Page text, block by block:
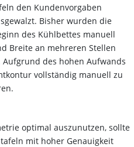
den Kundenvorgaben
Bisher wurden die
des Kühlbettes manuell
Breite an mehreren Stellen
des hohen Aufwands
vollständig manuell zu
optimal auszunutzen, sollte
mit hoher Genauigkeit